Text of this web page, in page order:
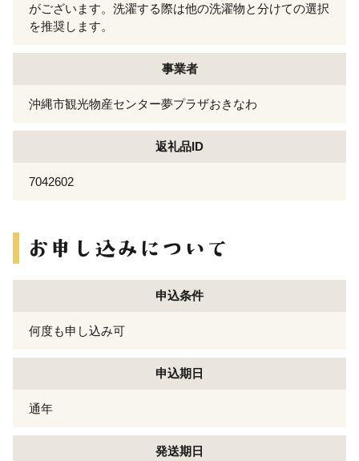
がございます。洗濯する際は他の洗濯物と分けての選択
を推奨します。
事業者
沖縄市観光物産センター夢プラザおきなわ
返礼品ID
7042602
申込条件
何度も申し込み可
申込期日
通年
発送期日